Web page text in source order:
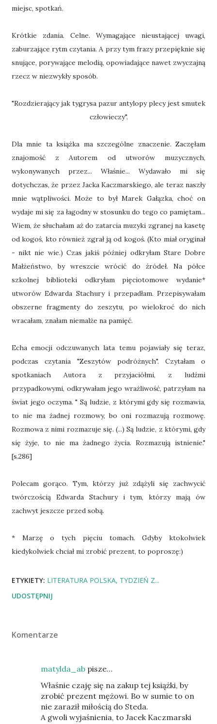
miejsc, spotkań.
Krótkie zdania. Celne. Wymagające nieustającej uwagi,
zaburzające rytm czytania. A przy tym frazy przepięknie się
snujące, porywające melodią, opowiadające nawet zwyczajną
rzecz w niezwykły sposób.
"Rozdzierający jak tygrysa pazur antylopy plecy jest smutek
człowieczy".
Dla mnie ta książka ma szczególne znaczenie. Zaczęłam
znajomość z Autorem od utworów muzycznych,
wykonywanych przez... Właśnie... Wydawało mi się
dotychczas, że przez Jacka Kaczmarskiego, ale teraz naszły
mnie wątpliwości. Może to był Marek Gałązka, choć on
wydaje mi się za łagodny w stosunku do tego co pamiętam...
Wiem, że słuchałam aż do zatarcia muzyki zgranej na kasetę
od kogoś, kto również zgrał ją od kogoś. (Kto miał oryginał
- nikt nie wie.) Czas jakiś później odkryłam Stare Dobre
Małżeństwo, by wreszcie wrócić do źródeł. Na półce
szkolnej biblioteki odkryłam pięciotomowe wydanie*
utworów Edwarda Stachury i przepadłam. Przepisywałam
obszerne fragmenty do zeszytu, po wielokroć do nich
wracałam, znałam niemalże na pamięć.
Echa emocji odczuwanych lata temu pojawiały się teraz,
podczas czytania "Zeszytów podróżnych". Czytałam o
spotkaniach Autora z przyjaciółmi, z ludźmi
przypadkowymi, odkrywałam jego wrażliwość, patrzyłam na
świat jego oczyma. " Są ludzie, z którymi gdy się rozmawia,
to nie ma żadnej rozmowy, bo oni rozmazują rozmowę.
Rozmowa z nimi rozmazuje się. (...) Są ludzie, z którymi, gdy
się żyje, to nie ma żadnego życia. Rozmazują istnienie."
[s.286]
Polecam gorąco. Tym, którzy już zdążyli się zachwycić
twórczością Edwarda Stachury i tym, którzy mają ów
zachwyt jeszcze przed sobą.
* Marzę o tych pięciu tomach. Gdyby ktokolwiek
kiedykolwiek chciał mi zrobić prezent, to poproszę:)
ETYKIETY: LITERATURA POLSKA TYDZIEŃ Z...
UDOSTĘPNIJ
Komentarze
matylda_ab pisze…
Właśnie czaję się na zakup tej książki, by
zrobić prezent mężowi. Bo w sumie to on
nie zaraził miłością do Steda.
A gwoli wyjaśnienia, to Jacek Kaczmarski